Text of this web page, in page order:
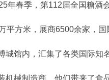
年春季，第112届全国糖酒
平方米，展商6500余家，国
城馆内，汇集了各类国际知
机械制造商，他们带来了食